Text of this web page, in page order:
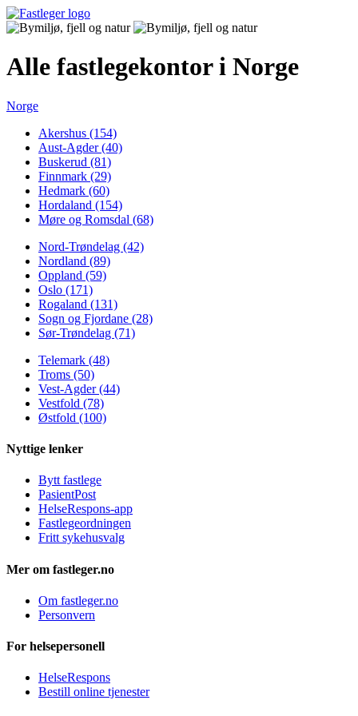
Alle fastlegekontor i Norge
Norge
Akershus (154)
Aust-Agder (40)
Buskerud (81)
Finnmark (29)
Hedmark (60)
Hordaland (154)
Møre og Romsdal (68)
Nord-Trøndelag (42)
Nordland (89)
Oppland (59)
Oslo (171)
Rogaland (131)
Sogn og Fjordane (28)
Sør-Trøndelag (71)
Telemark (48)
Troms (50)
Vest-Agder (44)
Vestfold (78)
Østfold (100)
Nyttige lenker
Bytt fastlege
PasientPost
HelseRespons-app
Fastlegeordningen
Fritt sykehusvalg
Mer om fastleger.no
Om fastleger.no
Personvern
For helsepersonell
HelseRespons
Bestill online tjenester